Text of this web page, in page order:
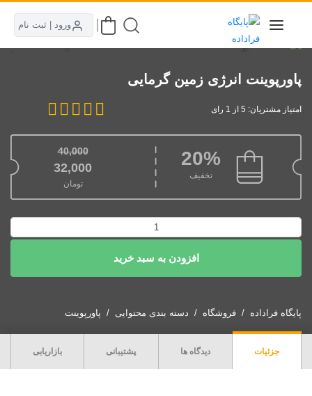
ورود | ثبت نام
پاورپوینت انرژی زمین گرمایی
امتیاز مشتریان: 5 از 1 رای
20%
تخفیف
40,000
قیمت اصلی: 40,000تومان بود.
32,000
تومان
قیمت فعلی: 32,000تومان.
انرژی
گرمایی
افزودن به سبد خرید
پایگاه فراداده فروشگاه دسته بندی محتوایی پاورپوینت
جزئیات دیدگاه ها پشتیبانی بازاریابی